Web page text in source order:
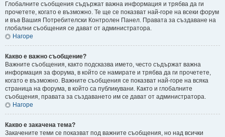
Глобалните съобщения съдържат важна информация и трябва да ги
прочетете, когато е възможно. Те ще се показват най-горе на всеки форум
и във Вашия Потребителски Контролен Панел. Правата за създаване на
глобални съобщения се дават от администратора.
Нагоре
Какво е важно съобщение?
Важните съобщения, както подсказва името, често съдържат важна
информация за форума, в който се намирате и трябва да ги прочетете,
когато е възможно. Важните съобщения се показват най-горе на всяка
страница на форума, в който са публикувани. Както и глобалните
съобщения, правата за създаването им се дават от администратора.
Нагоре
Какво е закачена тема?
Закачените теми се показват под важните съобщения, но над всички